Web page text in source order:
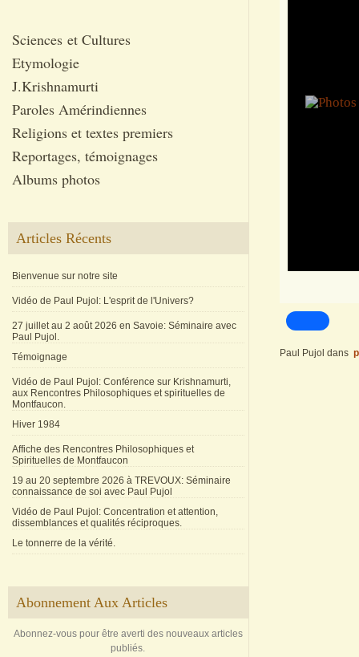
Sciences et Cultures
Etymologie
J.Krishnamurti
Paroles Amérindiennes
Religions et textes premiers
Reportages, témoignages
Albums photos
Articles Récents
Bienvenue sur notre site
Vidéo de Paul Pujol: L'esprit de l'Univers?
27 juillet au 2 août 2026 en Savoie: Séminaire avec
Paul Pujol.
Témoignage
Vidéo de Paul Pujol: Conférence sur Krishnamurti,
aux Rencontres Philosophiques et spirituelles de
Montfaucon.
Hiver 1984
Affiche des Rencontres Philosophiques et
Spirituelles de Montfaucon
19 au 20 septembre 2026 à TREVOUX: Séminaire
connaissance de soi avec Paul Pujol
Vidéo de Paul Pujol: Concentration et attention,
dissemblances et qualités réciproques.
Le tonnerre de la vérité.
Abonnement Aux Articles
Abonnez-vous pour être averti des nouveaux articles
publiés.
Paul Pujol dans